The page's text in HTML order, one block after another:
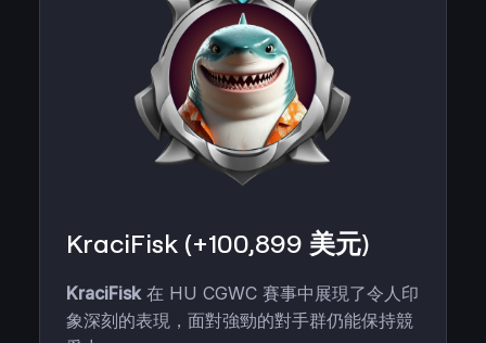
KraciFisk (+100,899 美元)
KraciFisk 在 HU CGWC 賽事中展現了令人印
象深刻的表現，面對強勁的對手群仍能保持競